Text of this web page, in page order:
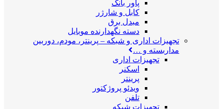
پاور بانک
کابل و شارژر
مبدل برق
دسته نگهدارنده موبایل
تجهیزات اداری و شبکه – پرینتر، مودم، دوربین
مداربسته و …
تجهیزات اداری
اسکنر
پرینتر
ویدئو پروژکتور
تلفن
تجهیزات شبکه